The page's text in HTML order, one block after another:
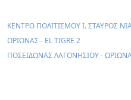
ΚΕΝΤΡΟ ΠΟΛΙΤΙΣΜΟΥ Ι. ΣΤΑΥΡΟΣ
ΩΡΙΩΝΑΣ - EL TIGRE 2
ΠΟΣΕΙΔΩΝΑΣ ΛΑΓΟΝΗΣΙΟΥ -